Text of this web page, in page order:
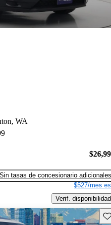
WA
Sin tasas de concesionario adicionales
$527/mes
Verif. disponibilidad